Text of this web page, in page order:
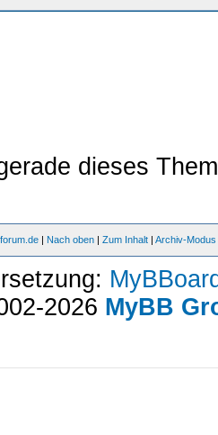
dieses
| Nach oben |Zum Inhalt |Archiv-Modus
2026 MyBB